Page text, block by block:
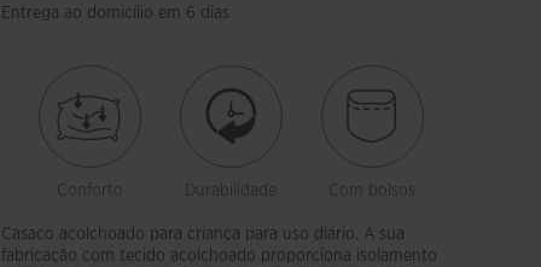
Entrega ao domicílio em 6 dias
Conforto Durabilidade Com bolsos
Casaco acolchoado para criança para uso diário. A sua
fabricação com tecido acolchoado proporciona isolamento